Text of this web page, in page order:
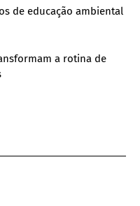
de educação ambiental
a rotina de